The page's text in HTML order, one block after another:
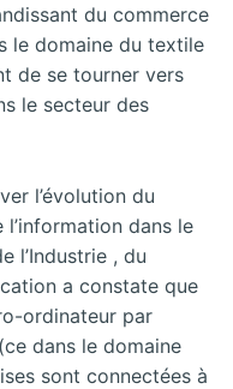
du commerce
le domaine du textile
de se tourner vers
le secteur des
l’évolution du
l’information dans le
l’Industrie , du
a constate que
ordinateur par
dans le domaine
sont connectées à